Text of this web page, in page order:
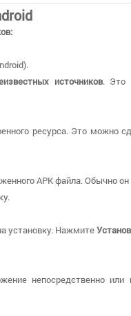
источников. Это
ресурса. Это можно
APK файла. Обычно
установку. Нажмите
непосредственно